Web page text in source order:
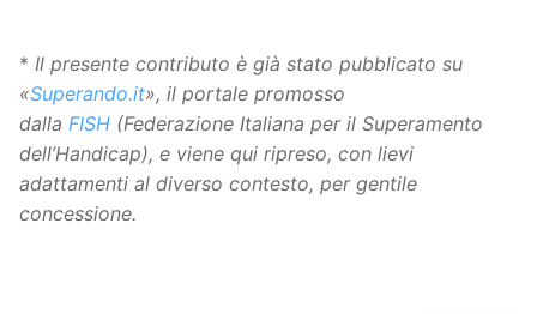
* Il presente contributo è già stato pubblicato su
«Superando.it», il portale promosso
dalla FISH (Federazione Italiana per il Superamento
dell’Handicap), e viene qui ripreso, con lievi
adattamenti al diverso contesto, per gentile
concessione.